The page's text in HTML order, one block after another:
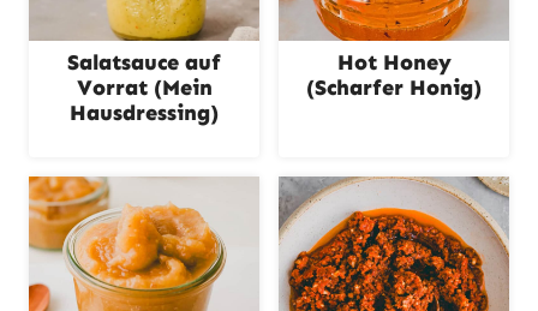
Salatsauce auf
Vorrat (Mein
Hausdressing)
Hot Honey
(Scharfer Honig)